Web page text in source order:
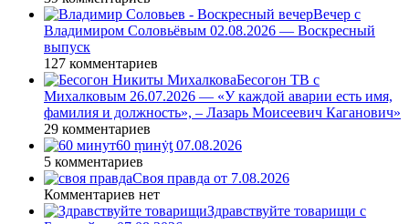
Вечер с
Владимиром Соловьёвым 02.08.2026 — Воскресный
выпуск
127 комментариев
Бесогон ТВ с
Михалковым 26.07.2026 — «У каждой аварии есть имя,
фамилия и должность», – Лазарь Моисеевич Каганович»
29 комментариев
60 ṃинẏƫ 07.08.2026
5 комментариев
Своя правда от 7.08.2026
Комментариев нет
Здравствуйте товарищи с